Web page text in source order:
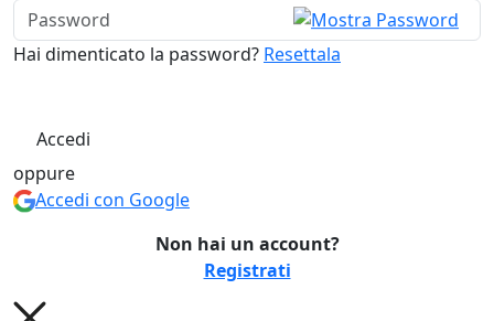
Hai dimenticato la password? Resettala
Accedi
oppure
Accedi con Google
Non hai un account?
Registrati